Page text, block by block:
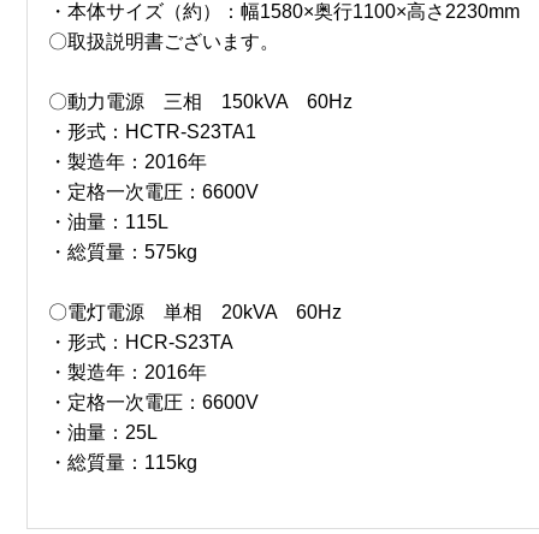
・本体サイズ（約）：幅1580×奥行1100×高さ2230mm
〇取扱説明書ございます。
〇動力電源 三相 150kVA 60Hz
・形式：HCTR-S23TA1
・製造年：2016年
・定格一次電圧：6600V
・油量：115L
・総質量：575kg
〇電灯電源 単相 20kVA 60Hz
・形式：HCR-S23TA
・製造年：2016年
・定格一次電圧：6600V
・油量：25L
・総質量：115kg